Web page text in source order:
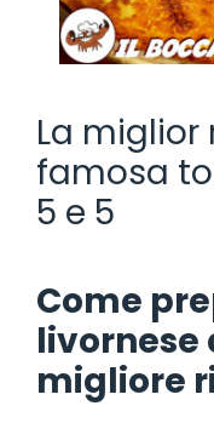
La
famosa
5 e 5
Come
livornese
migliore